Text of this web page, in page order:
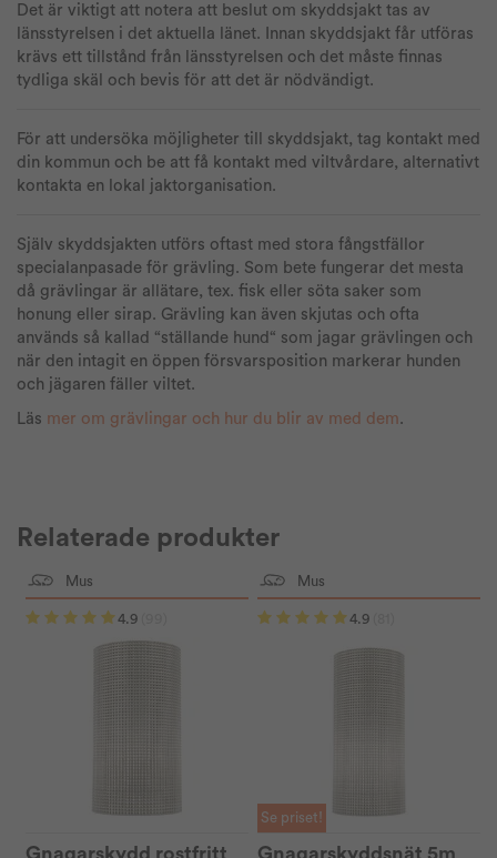
Det är viktigt att notera att beslut om skyddsjakt tas av
länsstyrelsen i det aktuella länet. Innan skyddsjakt får utföras
krävs ett tillstånd från länsstyrelsen och det måste finnas
tydliga skäl och bevis för att det är nödvändigt.
För att undersöka möjligheter till skyddsjakt, tag kontakt med
din kommun och be att få kontakt med viltvårdare, alternativt
kontakta en lokal jaktorganisation.
Själv skyddsjakten utförs oftast med stora fångstfällor
specialanpasade för grävling. Som bete fungerar det mesta
då grävlingar är allätare, tex. fisk eller söta saker som
honung eller sirap. Grävling kan även skjutas och ofta
används så kallad “ställande hund“ som jagar grävlingen och
när den intagit en öppen försvarsposition markerar hunden
och jägaren fäller viltet.
Läs mer om grävlingar och hur du blir av med dem.
Relaterade produkter
Mus
4.9
Gnagarskydd rostfritt
Mus
4.9
Se priset!
Gnagarskyddsnät 5m